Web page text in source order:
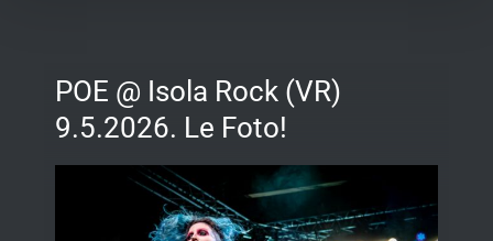
POE @ Isola Rock (VR)
9.5.2026. Le Foto!